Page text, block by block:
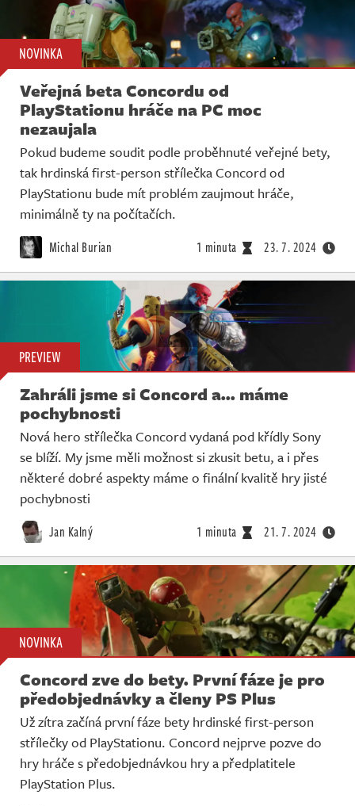
NOVINKA
Veřejná beta Concordu od
PlayStationu hráče na PC moc
nezaujala
Pokud budeme soudit podle proběhnuté veřejné bety,
tak hrdinská first-person střílečka Concord od
PlayStationu bude mít problém zaujmout hráče,
minimálně ty na počítačích.
Michal Burian 1 minuta 23. 7. 2024
PREVIEW
Zahráli jsme si Concord a... máme
pochybnosti
Nová hero střílečka Concord vydaná pod křídly Sony
se blíží. My jsme měli možnost si zkusit betu, a i přes
některé dobré aspekty máme o finální kvalitě hry jisté
pochybnosti
Jan Kalný 1 minuta 21. 7. 2024
NOVINKA
Concord zve do bety. První fáze je pro
předobjednávky a členy PS Plus
Už zítra začíná první fáze bety hrdinské first-person
střílečky od PlayStationu. Concord nejprve pozve do
hry hráče s předobjednávkou hry a předplatitele
PlayStation Plus.